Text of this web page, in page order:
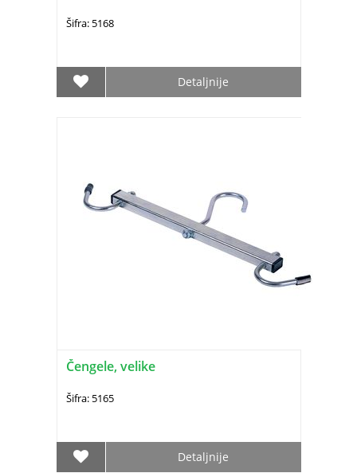
Šifra: 5168
Detaljnije
Čengele, velike
Šifra: 5165
Detaljnije